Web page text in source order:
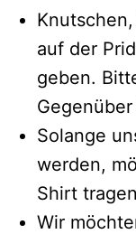
auf der
geben.
Solange
werden,
Shirt
Wir